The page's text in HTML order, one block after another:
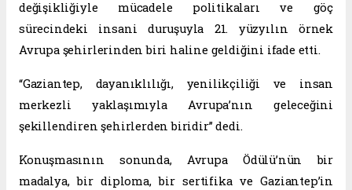
değişikliğiyle mücadele politikaları ve göç
sürecindeki insani duruşuyla 21. yüzyılın örnek
Avrupa şehirlerinden biri haline geldiğini ifade etti.
“Gaziantep, dayanıklılığı, yenilikçiliği ve insan
merkezli yaklaşımıyla Avrupa’nın geleceğini
şekillendiren şehirlerden biridir” dedi.
Konuşmasının sonunda, Avrupa Ödülü’nün bir
madalya, bir diploma, bir sertifika ve Gaziantep’in